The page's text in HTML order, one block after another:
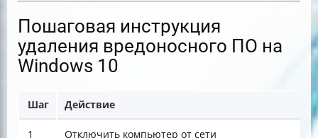
Пошаговая инструкция
удаления вредоносного ПО на
Windows 10
Шаг Действие
1 Отключить компьютер от сети